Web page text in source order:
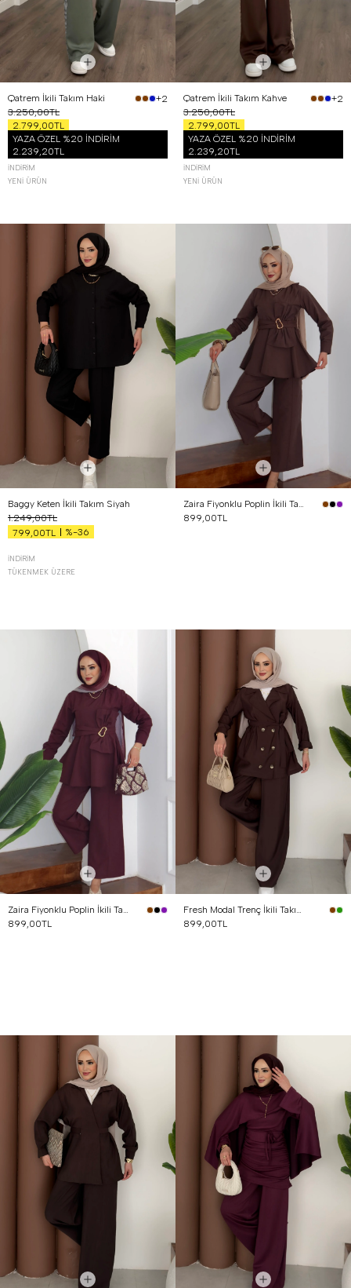
Qatrem İkili Takım Haki
+2
3.250,00TL
2.799,00TL
YAZA ÖZEL %20 İNDİRİM
2.239,20TL
İNDIRIM
YENI ÜRÜN
Qatrem İkili Takım Kahve
+2
3.250,00TL
2.799,00TL
YAZA ÖZEL %20 İNDİRİM
2.239,20TL
İNDIRIM
YENI ÜRÜN
Baggy Keten İkili Takım Siyah
1.249,00TL
799,00TL
%-36
İNDIRIM
TÜKENMEK ÜZERE
Zaira Fiyonklu Poplin İkili Takım Kahverengi
899,00TL
Zaira Fiyonklu Poplin İkili Takım Mürdüm
899,00TL
Fresh Modal Trenç İkili Takım Kahverengi
899,00TL